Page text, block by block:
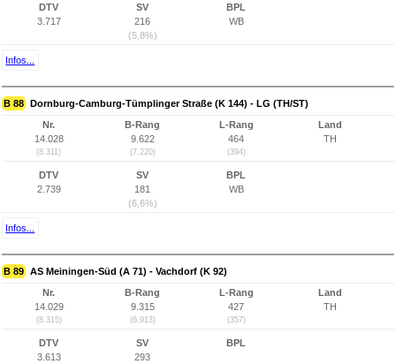
DTV
3.717
SV
216
(5,8%)
BPL
WB
Infos...
B 88 Dornburg-Camburg-Tümplinger Straße (K 144) - LG (TH/ST)
Nr.
14.028
(8.311)
B-Rang
9.622
(7.220)
L-Rang
464
(394)
Land
TH
DTV
2.739
SV
181
(6,6%)
BPL
WB
Infos...
B 89 AS Meiningen-Süd (A 71) - Vachdorf (K 92)
Nr.
14.029
(8.315)
B-Rang
9.315
(6.913)
L-Rang
427
(357)
Land
TH
DTV
3.613
SV
293
BPL